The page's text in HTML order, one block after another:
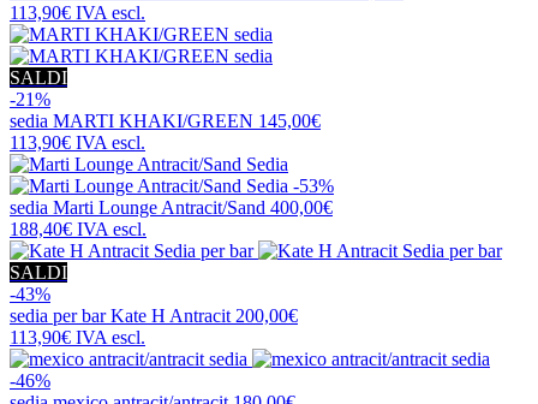
113,90€ IVA escl.
SALDI
-21%
sedia MARTI KHAKI/GREEN 145,00€
113,90€ IVA escl.
-53%
sedia Marti Lounge Antracit/Sand 400,00€
188,40€ IVA escl.
SALDI
-43%
sedia per barKate H Antracit 200,00€
113,90€ IVA escl.
-46%